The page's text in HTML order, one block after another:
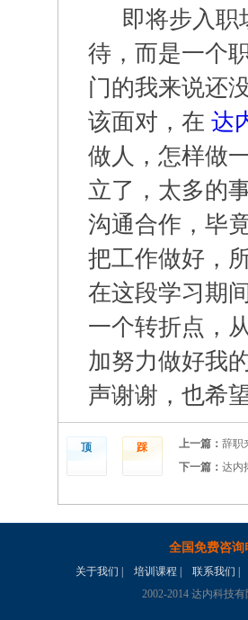
即将步入职
待，而是一个
门的我来说还
该面对，在 达
做人，怎样做
立了，太多的
沟通合作，毕
把工作做好，
在这段学习期
一个转折点，
加努力做好我
声谢谢，也希
顶 踩 上一篇： 辞职
下一篇： 达内
全国免费咨询
关于我们 培训课程 联系我们
2002-2014 达内科技